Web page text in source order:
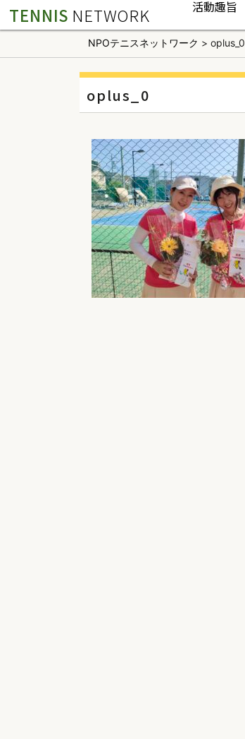
TENNIS NETWORK 活動趣旨
NPOテニスネットワーク > oplus_0
oplus_0